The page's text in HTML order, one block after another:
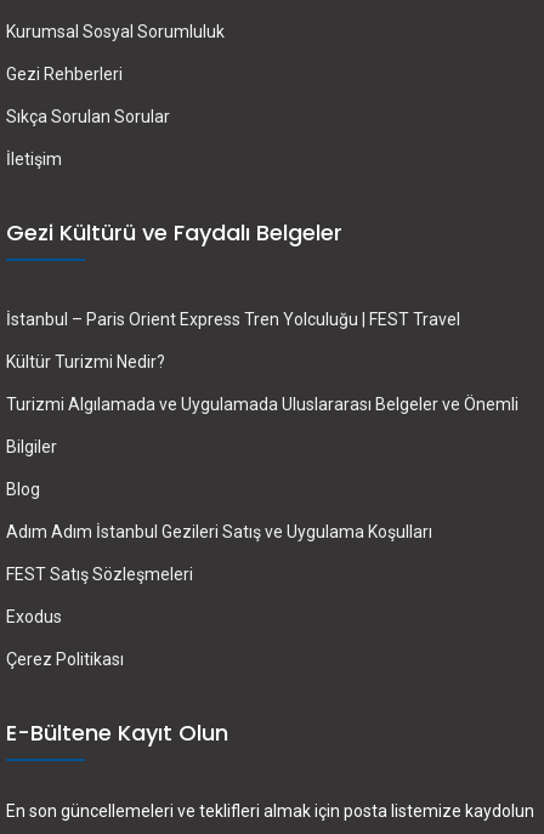
Kurumsal Sosyal Sorumluluk
Gezi Rehberleri
Sıkça Sorulan Sorular
İletişim
Gezi Kültürü ve Faydalı Belgeler
İstanbul – Paris Orient Express Tren Yolculuğu | FEST Travel
Kültür Turizmi Nedir?
Turizmi Algılamada ve Uygulamada Uluslararası Belgeler ve Önemli
Bilgiler
Blog
Adım Adım İstanbul Gezileri Satış ve Uygulama Koşulları
FEST Satış Sözleşmeleri
Exodus
Çerez Politikası
E-Bültene Kayıt Olun
En son güncellemeleri ve teklifleri almak için posta listemize kaydolun